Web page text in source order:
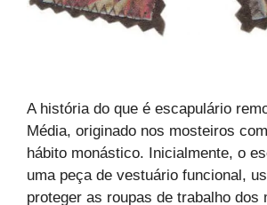
A história do que é escapulário
Média, originado nos mosteiros
hábito monástico. Inicialmente, o
uma peça de vestuário funcional,
proteger as roupas de trabalho dos